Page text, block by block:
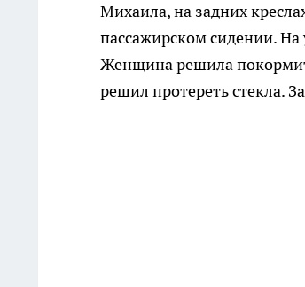
Михаила, на задних
пассажирском сидении.
Женщина решила
решил протереть стекла.